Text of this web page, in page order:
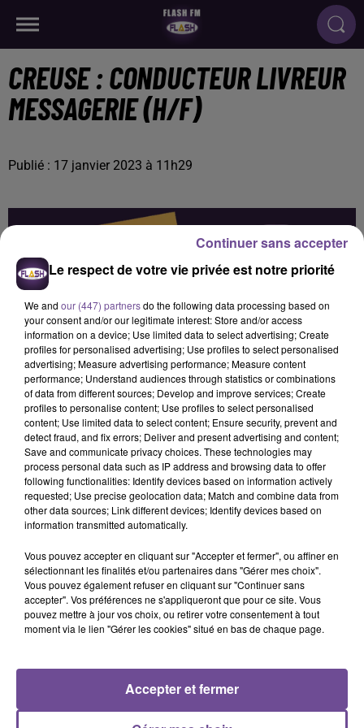
CREUSE : CONDUCTEUR LIVREUR
MESSAGERIE (H/F)
Publié : 17 janvier 2023 à 11h29
Une entreprise recherche un conducteur livreur messagerie
(H/F). Pour une Société spécialisée en livraison et en
transport, vous effectuez de la livraison petite messagerie
dans le cadre d'un Contrat à Durée Indéterminée à temps
complet de 35h/semaine. Pour exercer ce poste, vous devez
être titulaire du permis B depuis 2 ans. La prise de poste se
fait à Guéret et les livraisons sur toute la Creuse. Une
formation interne vous sera proposée. Prise de poste dès
que possible.
Référence de l’offre Pôle Emploi : 147BYWL
RADIO ACTUS
Le respect de votre vie privée est notre priorité
We and our (447) partnersdo the following data processing based on
your consent and/or our legitimate interest: Store and/or access
information on a device; Use limited data to select advertising; Create
profiles for personalised advertising; Use profiles to select personalised
advertising; Measure advertising performance; Measure content
performance; Understand audiences through statistics or combinations
of data from different sources; Develop and improve services; Create
profiles to personalise content; Use profiles to select personalised
content; Use limited data to select content; Ensure security, prevent and
detect fraud, and fix errors; Deliver and present advertising and content;
Save and communicate privacy choices. These technologies may
process personal data such as IP address and browsing data to offer
following functionalities: Identify devices based on information actively
requested; Use precise geolocation data; Match and combine data from
other data sources; Link different devices; Identify devices based on
information transmitted automatically.
Vous pouvez accepter en cliquant sur "Accepter et fermer", ou affiner en
sélectionnant les finalités et/ou partenaires dans "Gérer mes choix".
Vous pouvez également refuser en cliquant sur "Continuer sans
accepter". Vos préférences ne s'appliqueront que pour ce site. Vous
pouvez mettre à jour vos choix, ou retirer votre consentement à tout
moment via le lien "Gérer les cookies" situé en bas de chaque page.
Accepter et fermer
Continuer sans accepter